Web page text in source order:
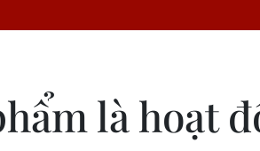
là hoạt